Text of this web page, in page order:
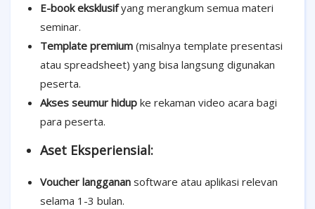
E-book eksklusifyang merangkum semua materi
seminar.
Template premium (misalnya template presentasi
atau spreadsheet) yang bisa langsung digunakan
peserta.
Akses seumur hidup ke rekaman video acara bagi
para peserta.
Aset Eksperiensial:
Voucher langganan software atau aplikasi relevan
selama 1-3 bulan.